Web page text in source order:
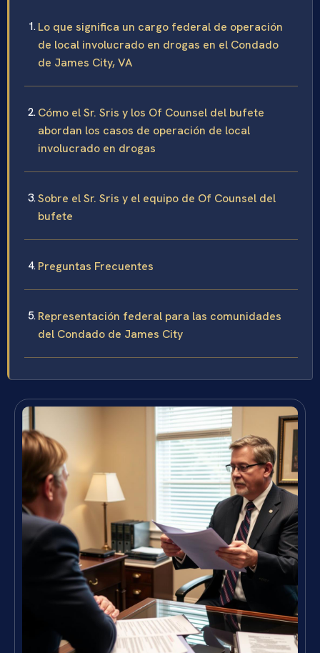
Lo que significa un cargo federal de operación
de local involucrado en drogas en el Condado
de James City, VA
Cómo el Sr. Sris y los Of Counsel del bufete
abordan los casos de operación de local
involucrado en drogas
Sobre el Sr. Sris y el equipo de Of Counsel del
bufete
Preguntas Frecuentes
Representación federal para las comunidades
del Condado de James City